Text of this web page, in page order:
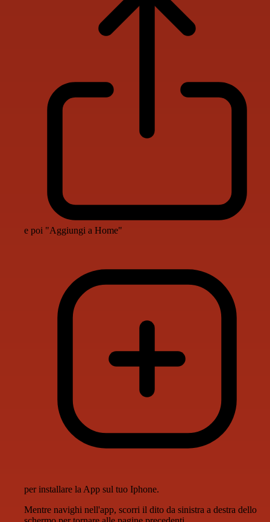
e poi "Aggiungi a Home"
per installare la App sul tuo Iphone.
Mentre navighi nell'app, scorri il dito da sinistra a destra dello